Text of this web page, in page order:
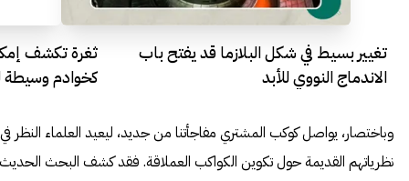
تغيير بسيط في شكل البلازما قد يفتح باب
الاندماج النووي للأبد
كخوادم وسيطة
وباختصار، يواصل كوكب المشتري مفاجأتنا من جديد، ليعيد العلماء النظر في
نظرياتهم القديمة حول تكوين الكواكب العملاقة. فقد كشف البحث الحديث